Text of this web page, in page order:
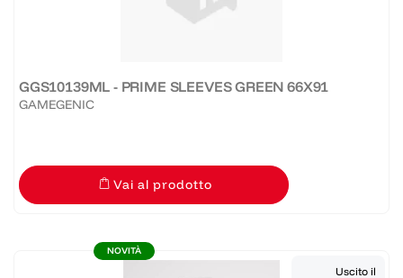
GGS10139ML - PRIME SLEEVES GREEN 66X91
GAMEGENIC
Vai al prodotto
NOVITÀ
Uscito il